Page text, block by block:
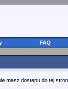
FAQ
masz dostepu do tej